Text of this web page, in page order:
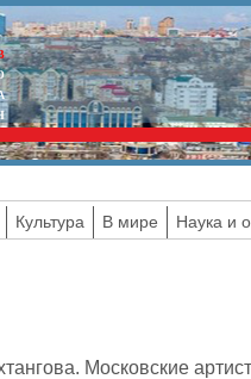
Культура В мире Наука и
Московские